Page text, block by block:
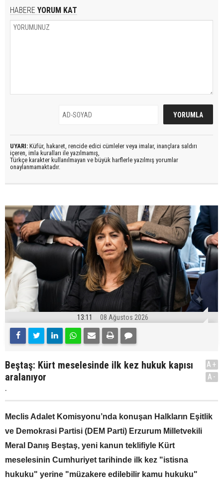
HABERE YORUM KAT
UYARI: Küfür, hakaret, rencide edici cümleler veya imalar, inançlara saldırı
içeren, imla kuralları ile yazılmamış,
Türkçe karakter kullanılmayan ve büyük harflerle yazılmış yorumlar
onaylanmamaktadır.
13:11 08 Ağustos 2026
Beştaş: Kürt meselesinde ilk kez hukuk kapısı
aralanıyor
.
A+
A-
Meclis Adalet Komisyonu’nda konuşan Halkların Eşitlik
ve Demokrasi Partisi (DEM Parti) Erzurum Milletvekili
Meral Danış Beştaş, yeni kanun teklifiyle Kürt
meselesinin Cumhuriyet tarihinde ilk kez "istisna
hukuku" yerine "müzakere edilebilir kamu hukuku"